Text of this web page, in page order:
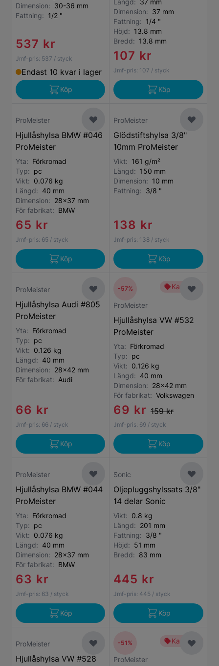
Dimension: 30-36 mm
Fattning: 1/2 "
537 kr
Jmf-pris: 537 / styck
Endast 10 kvar i lager
Köp
Längd: 37 mm
Dimension: 37 mm
Fattning: 1/4 "
Höjd: 13.8 mm
Bredd: 13.8 mm
107 kr
Jmf-pris: 107 / styck
Köp
ProMeister
Hjullåshylsa BMW #046
ProMeister
Yta: Förkromad
Typ: pc
Vikt: 0.076 kg
Längd: 40 mm
Dimension: 28x37 mm
För fabrikat: BMW
65 kr
Jmf-pris: 65 / styck
Köp
ProMeister
Glödstiftshylsa 3/8"
10mm ProMeister
Vikt: 161 g/m²
Längd: 150 mm
Dimension: 10 mm
Fattning: 3/8 "
138 kr
Jmf-pris: 138 / styck
Köp
ProMeister
Hjullåshylsa Audi #805
ProMeister
Yta: Förkromad
Typ: pc
Vikt: 0.126 kg
Längd: 40 mm
Dimension: 28x42 mm
För fabrikat: Audi
66 kr
Jmf-pris: 66 / styck
Köp
Kampanj
ProMeister
Hjullåshylsa VW #532
ProMeister
Yta: Förkromad
Typ: pc
Vikt: 0.126 kg
Längd: 40 mm
Dimension: 28x42 mm
För fabrikat: Volkswagen
69 kr 159 kr
Jmf-pris: 69 / styck
-57%
Köp
ProMeister
Hjullåshylsa BMW #044
ProMeister
Yta: Förkromad
Typ: pc
Vikt: 0.076 kg
Längd: 40 mm
Dimension: 28x37 mm
För fabrikat: BMW
63 kr
Jmf-pris: 63 / styck
Köp
Sonic
Oljepluggshylssats 3/8"
14 delar Sonic
Vikt: 0.8 kg
Längd: 201 mm
Fattning: 3/8 "
Höjd: 51 mm
Bredd: 83 mm
445 kr
Jmf-pris: 445 / styck
Köp
ProMeister
Hjullåshylsa VW #528
Kampanj
ProMeister
-51%